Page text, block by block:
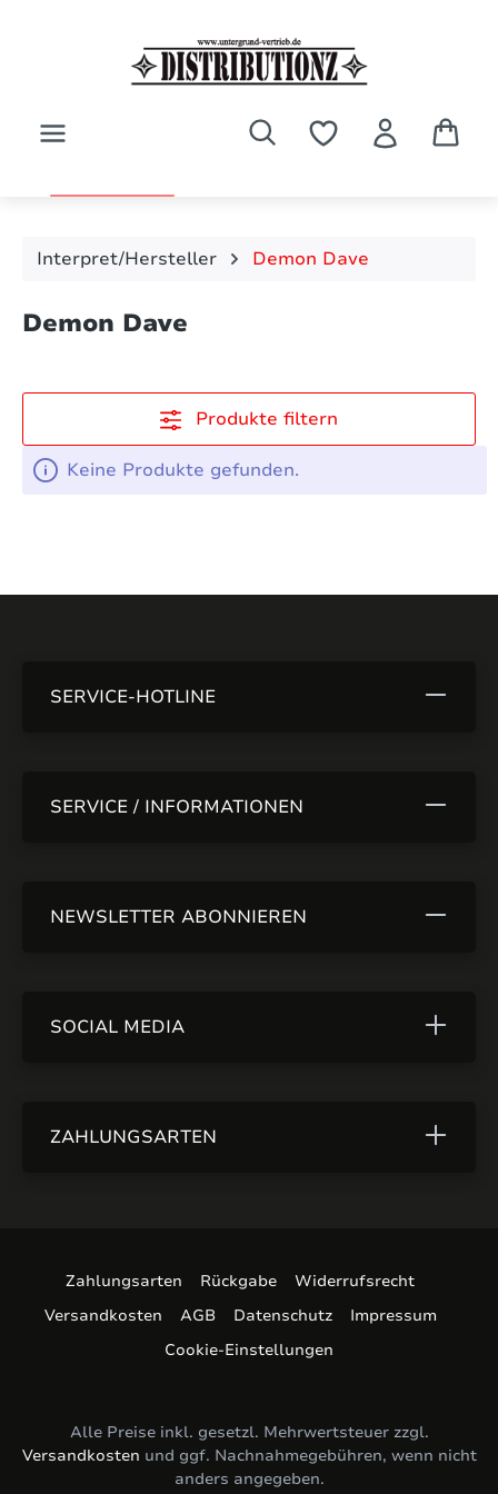
Interpret/Hersteller Demon Dave
Demon Dave
Produkte filtern
Keine Produkte gefunden.
SERVICE-HOTLINE
SERVICE / INFORMATIONEN
NEWSLETTER ABONNIEREN
SOCIAL MEDIA
ZAHLUNGSARTEN
Zahlungsarten Rückgabe
Widerrufsrecht
Versandkosten
AGB Datenschutz
Impressum
Cookie-Einstellungen
Alle Preise inkl. gesetzl. Mehrwertsteuer zzgl.
Versandkosten und ggf. Nachnahmegebühren, wenn nicht
anders angegeben.